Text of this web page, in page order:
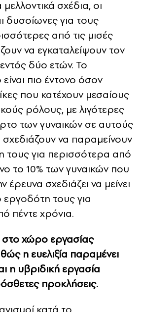
σχέδια, οι
δυσοίωνες για τους
από τις μισές
να εγκαταλείψουν τον
δύο ετών. Το
πιο έντονο όσον
που κατέχουν μεσαίους
ρόλους, με λιγότερες
των γυναικών σε αυτούς
να παραμείνουν
τους για περισσότερα από
το 10% των γυναικών που
έρευνα σχεδιάζει να μείνει
εργοδότη τους για
πέντε χρόνια.
χώρο εργασίας
η ευελιξία παραμένει
η υβριδική εργασία
προκλήσεις.